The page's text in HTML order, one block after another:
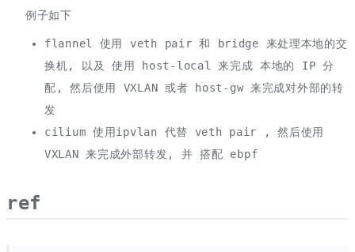
例子如下
flannel 使用 veth pair 和 bridge 来处理本地的交
换机, 以及 使用 host-local 来完成 本地的 IP 分
配, 然后使用 VXLAN 或者 host-gw 来完成对外部的转
发
cilium 使用ipvlan 代替 veth pair , 然后使用
VXLAN 来完成外部转发, 并 搭配 ebpf
ref